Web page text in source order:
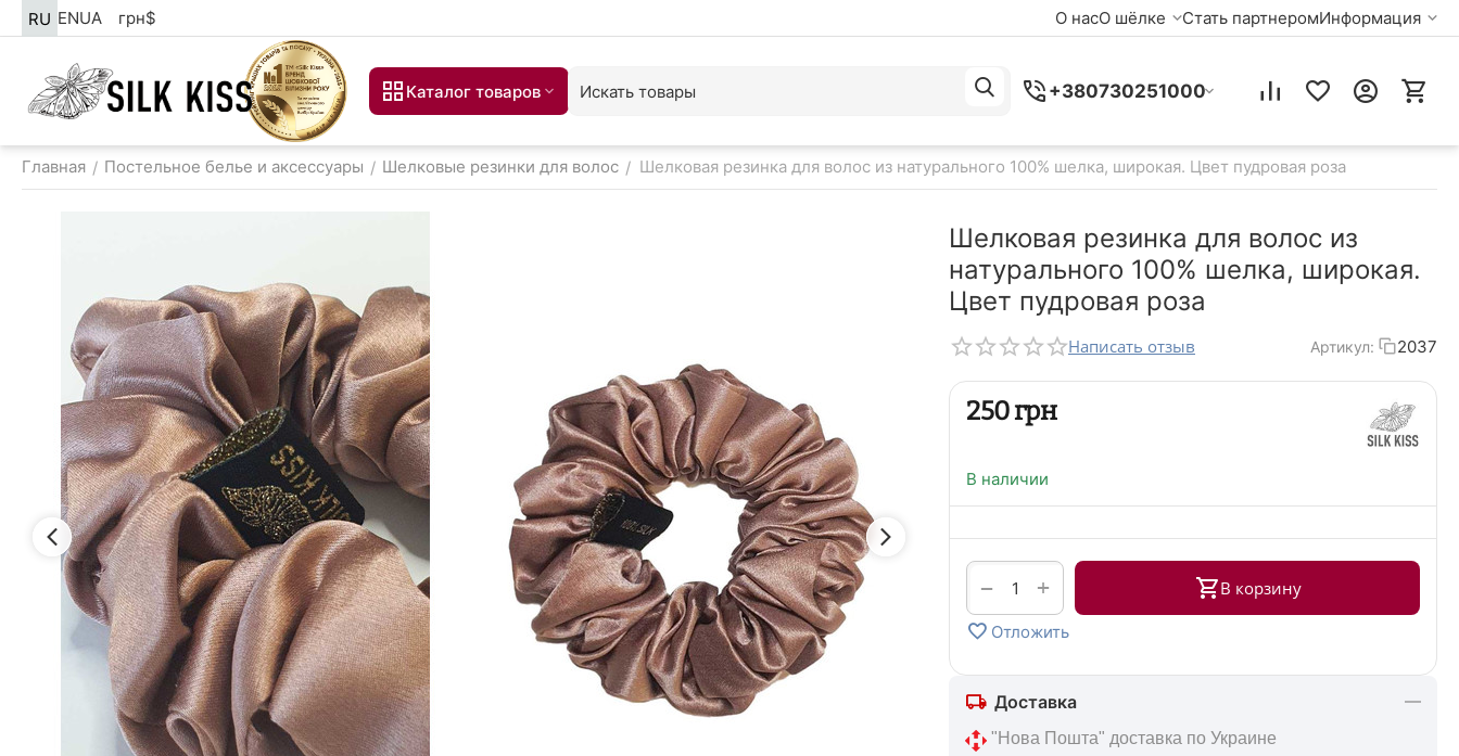
RU ENUA грн$ О насО шёлке Стать партнеромИнформация
Каталог товаров +380730251000
Главная / Постельное белье и аксессуары / Шелковые резинки для волос / Шелковая резинка для волос из натурального 100% шелка, широкая. Цвет пудровая роза
Шелковая резинка для волос из
натурального 100% шелка, широкая.
Цвет пудровая роза
Написать отзыв Артикул: 2037
‍250‍грн
В наличии
+
− В корзину
Отложить
Доставка
"Нова Пошта" доставка по Украине